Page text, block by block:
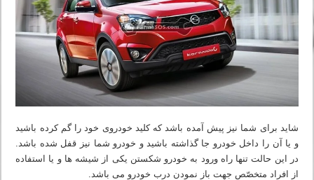
شاید برای شما نیز پیش آمده باشد که کلید خودروی خود را گم کرده باشید
و یا آن را داخل خودرو جا گذاشته باشید و خودرو شما نیز قفل شده باشد.
در این حالت تنها راه ورود به خودرو شکستن یکی از شیشه ها و یا استفاده
از افراد متخصّص جهت باز نمودن درب خودرو می باشد.